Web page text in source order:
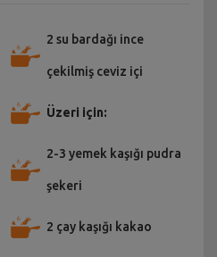
2 su bardağı ince
çekilmiş ceviz içi
Üzeri için:
2-3 yemek kaşığı pudra
şekeri
2 çay kaşığı kakao